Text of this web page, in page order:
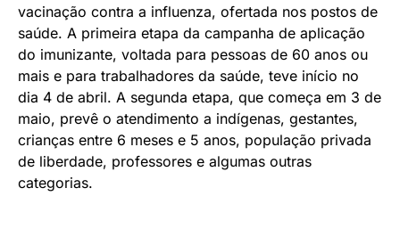
vacinação contra a influenza, ofertada nos postos de
saúde. A primeira etapa da campanha de aplicação
do imunizante, voltada para pessoas de 60 anos ou
mais e para trabalhadores da saúde, teve início no
dia 4 de abril. A segunda etapa, que começa em 3 de
maio, prevê o atendimento a indígenas, gestantes,
crianças entre 6 meses e 5 anos, população privada
de liberdade, professores e algumas outras
categorias.